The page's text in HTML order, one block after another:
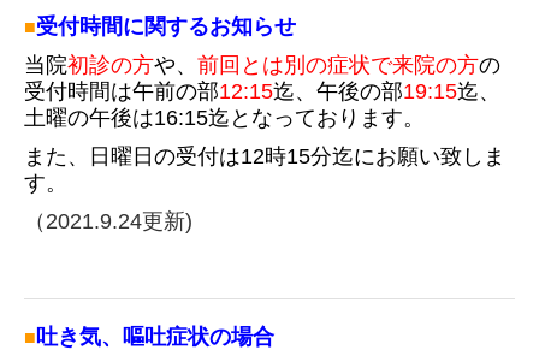
■受付時間に関するお知らせ
当院初診の方や、 前回とは別の症状で来院の方の
受付時間は午前の部12:15迄、午後の部19:15迄、
土曜の午後は16:15迄となっております。
また、日曜日の受付は12時15分迄にお願い致しま
す。
（2021.9.24更新)
■吐き気、嘔吐症状の場合